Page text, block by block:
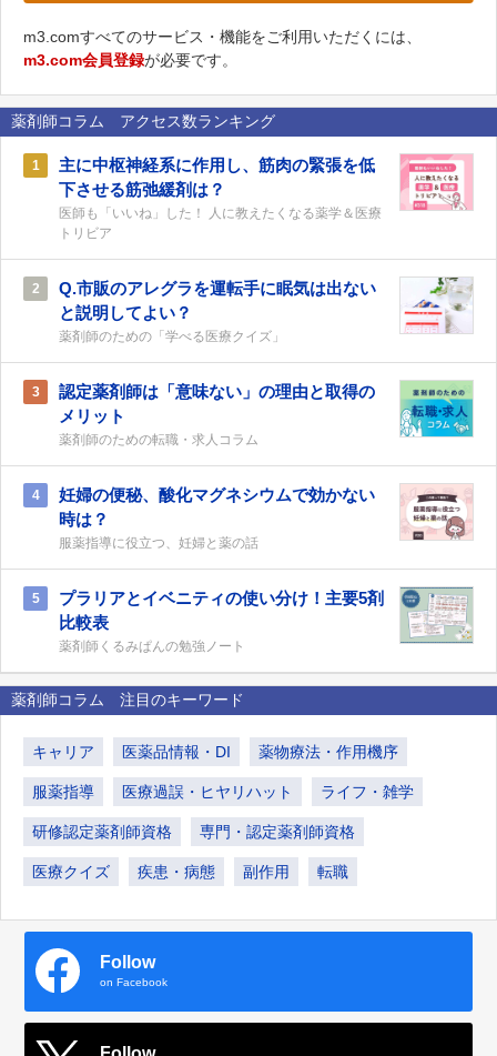
m3.comすべてのサービス・機能をご利用いただくには、
m3.com会員登録が必要です。
薬剤師コラム アクセス数ランキング
1
主に中枢神経系に作用し、筋肉の緊張を低
下させる筋弛緩剤は？
医師も「いいね」した！ 人に教えたくなる薬学＆医療
トリビア
2
Q.市販のアレグラを運転手に眠気は出ない
と説明してよい？
薬剤師のための「学べる医療クイズ」
3
認定薬剤師は「意味ない」の理由と取得の
メリット
薬剤師のための転職・求人コラム
4
妊婦の便秘、酸化マグネシウムで効かない
時は？
服薬指導に役立つ、妊婦と薬の話
5
プラリアとイベニティの使い分け！主要5剤
比較表
薬剤師くるみぱんの勉強ノート
薬剤師コラム 注目のキーワード
キャリア 医薬品情報・DI 薬物療法・作用機序
服薬指導 医療過誤・ヒヤリハット ライフ・雑学
研修認定薬剤師資格 専門・認定薬剤師資格
医療クイズ 疾患・病態 副作用 転職
Follow
on Facebook